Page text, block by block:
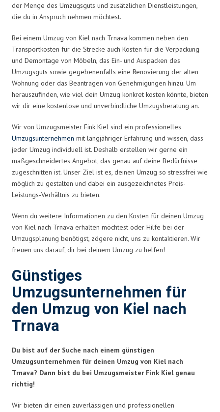
der Menge des Umzugsguts und zusätzlichen Dienstleistungen,
die du in Anspruch nehmen möchtest.
Bei einem Umzug von Kiel nach Trnava kommen neben den
Transportkosten für die Strecke auch Kosten für die Verpackung
und Demontage von Möbeln, das Ein- und Auspacken des
Umzugsguts sowie gegebenenfalls eine Renovierung der alten
Wohnung oder das Beantragen von Genehmigungen hinzu. Um
herauszufinden, wie viel dein Umzug konkret kosten könnte, bieten
wir dir eine kostenlose und unverbindliche Umzugsberatung an.
Wir von Umzugsmeister Fink Kiel sind ein professionelles
Umzugsunternehmen mit langjähriger Erfahrung und wissen, dass
jeder Umzug individuell ist. Deshalb erstellen wir gerne ein
maßgeschneidertes Angebot, das genau auf deine Bedürfnisse
zugeschnitten ist. Unser Ziel ist es, deinen Umzug so stressfrei wie
möglich zu gestalten und dabei ein ausgezeichnetes Preis-
Leistungs-Verhältnis zu bieten.
Wenn du weitere Informationen zu den Kosten für deinen Umzug
von Kiel nach Trnava erhalten möchtest oder Hilfe bei der
Umzugsplanung benötigst, zögere nicht, uns zu kontaktieren. Wir
freuen uns darauf, dir bei deinem Umzug zu helfen!
Günstiges
Umzugsunternehmen für
den Umzug von Kiel nach
Trnava
Du bist auf der Suche nach einem günstigen
Umzugsunternehmen für deinen Umzug von Kiel nach
Trnava? Dann bist du bei Umzugsmeister Fink Kiel genau
richtig!
Wir bieten dir einen zuverlässigen und professionellen